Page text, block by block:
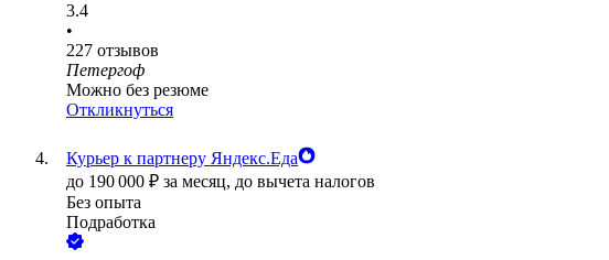
3.4
•
227 отзывов
Петергоф
Можно без резюме
Откликнуться
Курьер к партнеру Яндекс.Еда
до 190 000 ₽ за месяц, до вычета налогов
Без опыта
Подработка